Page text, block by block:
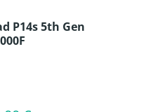
P14s 5th Gen